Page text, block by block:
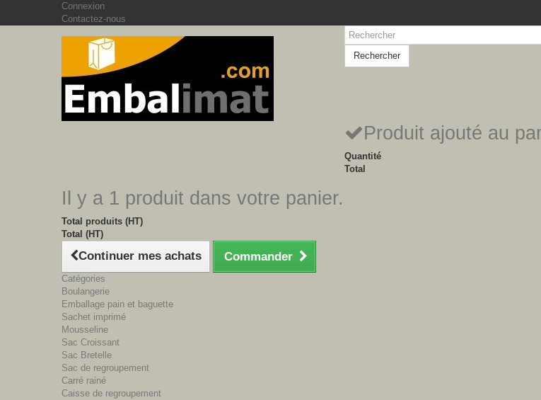
Connexion
Contactez-nous
Rechercher
Produit ajouté au
Quantité
Total
Il y a 1 produit dans votre panier.
Total produits (HT)
Total (HT)
Continuer mes achats Commander
Catégories
Boulangerie
Emballage pain et baguette
Sachet imprimé
Mousseline
Sac Croissant
Sac Bretelle
Sac de regroupement
Carré rainé
Caisse de regroupement